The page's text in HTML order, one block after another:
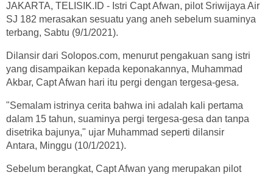
JAKARTA, TELISIK.ID - Istri Capt Afwan, pilot Sriwijaya Air
SJ 182 merasakan sesuatu yang aneh sebelum suaminya
terbang, Sabtu (9/1/2021).
Dilansir dari Solopos.com, menurut pengakuan sang istri
yang disampaikan kepada keponakannya, Muhammad
Akbar, Capt Afwan hari itu pergi dengan tergesa-gesa.
"Semalam istrinya cerita bahwa ini adalah kali pertama
dalam 15 tahun, suaminya pergi tergesa-gesa dan tanpa
disetrika bajunya," ujar Muhammad seperti dilansir
Antara, Minggu (10/1/2021).
Sebelum berangkat, Capt Afwan yang merupakan pilot